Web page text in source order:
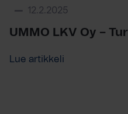
12.2.2025
UMMO LKV Oy –
Lue artikkeli